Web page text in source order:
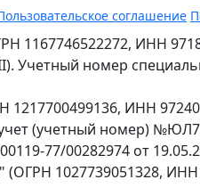
соглашение
1167746522272, ИНН
Учетный номер
ИНН
(учетный номер)
77/00282974 от
1027739051328,